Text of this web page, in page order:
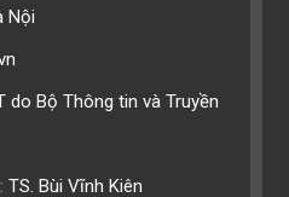
Nội
do Bộ Thông tin và Truyền
TS. Bùi Vĩnh Kiên